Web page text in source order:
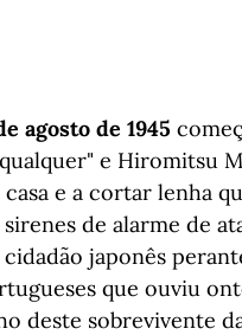
agosto de 1945
e Hiromitsu
e a cortar lenha
sirenes de alarme de
japonês
que ouviu
deste sobrevivente